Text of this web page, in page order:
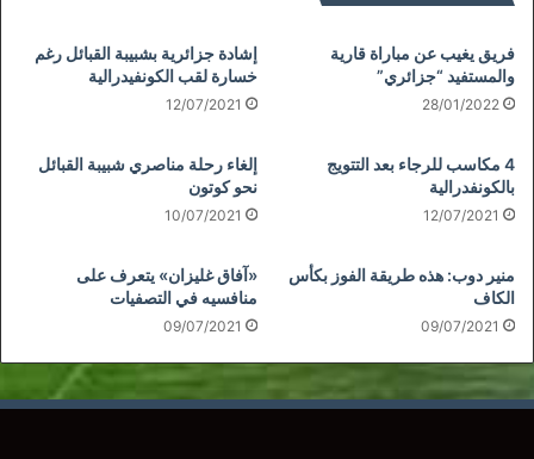
فريق يغيب عن مباراة قارية
والمستفيد “جزائري”
28/01/2022
إشادة جزائرية بشبيبة القبائل رغم
خسارة لقب الكونفيدرالية
12/07/2021
4 مكاسب للرجاء بعد التتويج
بالكونفدرالية
12/07/2021
إلغاء رحلة مناصري شبيبة القبائل
نحو كوتون
10/07/2021
منير دوب: هذه طريقة الفوز بكأس
الكاف
09/07/2021
«آفاق غليزان» يتعرف على
منافسيه في التصفيات
09/07/2021